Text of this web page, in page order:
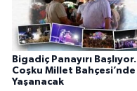
Bigadiç Panayırı Başlıyor.
Coşku Millet Bahçesi’nde
Yaşanacak